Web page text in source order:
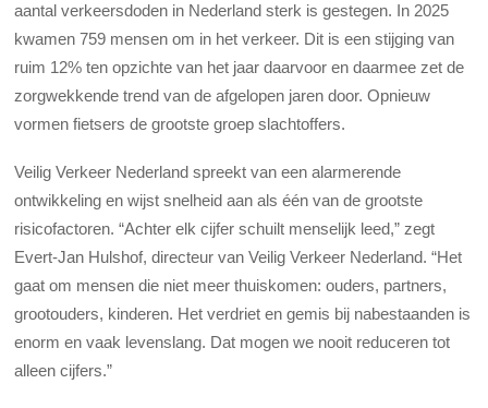
aantal verkeersdoden in Nederland sterk is gestegen. In 2025
kwamen 759 mensen om in het verkeer. Dit is een stijging van
ruim 12% ten opzichte van het jaar daarvoor en daarmee zet de
zorgwekkende trend van de afgelopen jaren door. Opnieuw
vormen fietsers de grootste groep slachtoffers.
Veilig Verkeer Nederland spreekt van een alarmerende
ontwikkeling en wijst snelheid aan als één van de grootste
risicofactoren. “Achter elk cijfer schuilt menselijk leed,” zegt
Evert-Jan Hulshof, directeur van Veilig Verkeer Nederland. “Het
gaat om mensen die niet meer thuiskomen: ouders, partners,
grootouders, kinderen. Het verdriet en gemis bij nabestaanden is
enorm en vaak levenslang. Dat mogen we nooit reduceren tot
alleen cijfers.”